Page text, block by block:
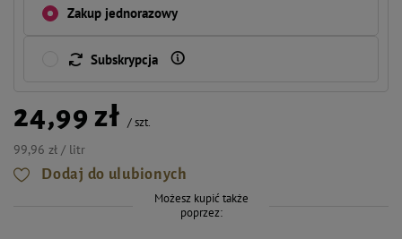
Zakup jednorazowy
Subskrypcja
24,99 zł /szt.
99,96 zł / litr
Dodaj do ulubionych
Możesz kupić także
poprzez: